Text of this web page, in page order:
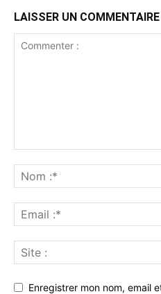
LAISSER UN COMMENTAIRE
Enregistrer mon nom, email